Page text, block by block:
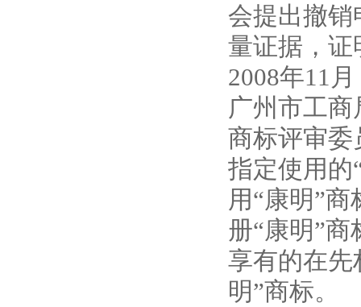
会提出撤
量证据，证
2008年11
广州市工
商标评审委
指定使用的
用“康明”
册“康明”
享有的在先
明”商标。